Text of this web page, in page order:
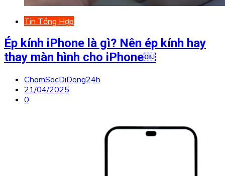
Tin Tổng Hợp
Ép kính iPhone là gì? Nên ép kính hay
thay màn hình cho iPhone￼
ChamSocDiDong24h
21/04/2025
0